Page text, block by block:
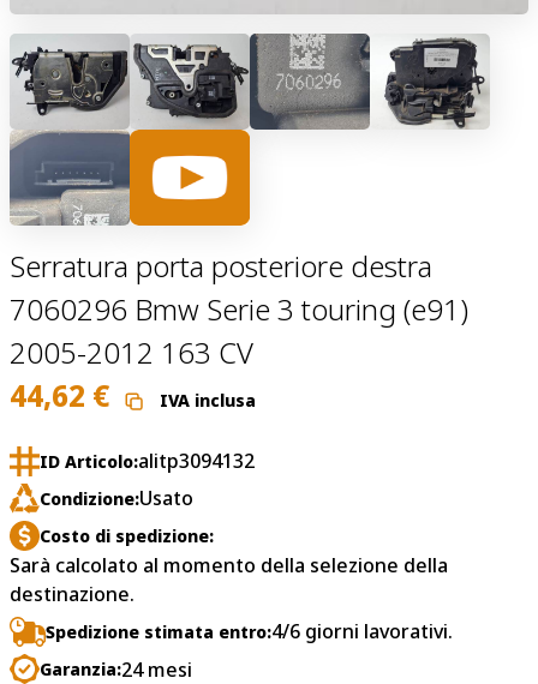
Serratura porta posteriore destra
7060296 Bmw Serie 3 touring (e91)
2005-2012 163 CV
44,62 € IVA inclusa
ID Articolo:alitp3094132
Condizione:Usato
Costo di spedizione:
Sarà calcolato al momento della selezione della
destinazione.
Spedizione stimata entro:4/6 giorni lavorativi.
Garanzia:24 mesi